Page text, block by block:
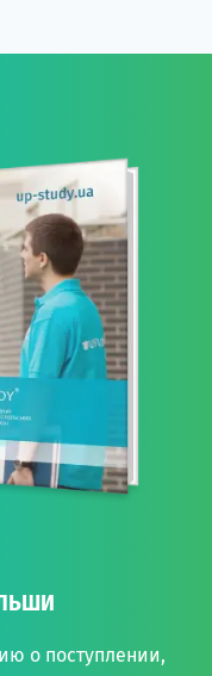
о поступлении,